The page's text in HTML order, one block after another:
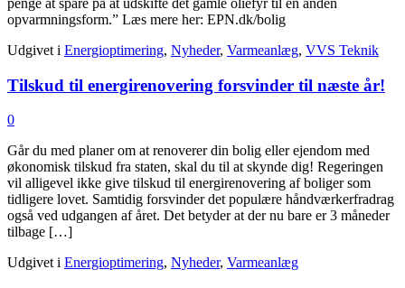
penge at spare på at udskifte det gamle oliefyr til en anden
opvarmningsform.” Læs mere her: EPN.dk/bolig
Udgivet i Energioptimering, Nyheder, Varmeanlæg, VVS Teknik
Tilskud til energirenovering forsvinder til næste år!
0
Går du med planer om at renoverer din bolig eller ejendom med
økonomisk tilskud fra staten, skal du til at skynde dig! Regeringen
vil alligevel ikke give tilskud til energirenovering af boliger som
tidligere lovet. Samtidig forsvinder det populære håndværkerfradrag
også ved udgangen af året. Det betyder at der nu bare er 3 måneder
tilbage […]
Udgivet i Energioptimering, Nyheder, Varmeanlæg